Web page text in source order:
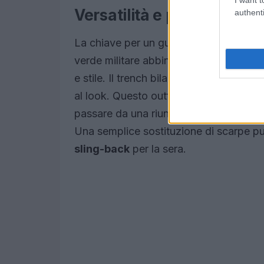
Versatilità e praticità
La chiave per un guardaroba da
verde militare abbinato a un classico
e stile. Il trench bilancia il volume
al look. Questo outfit si rivela ideale
passare da una riunione mattutina a
Una semplice sostituzione di scarpe
sling-back per la sera.